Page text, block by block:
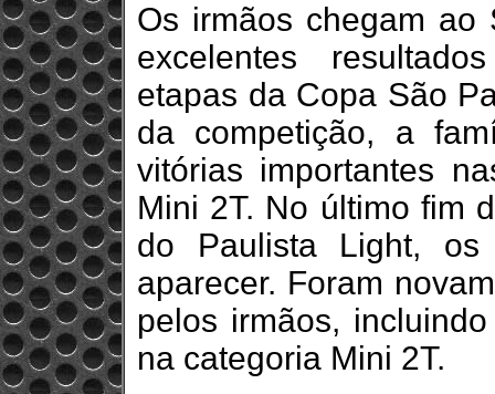
Os irmãos chegam ao
excelentes
etapas da Copa São
da competição, a
vitórias importantes
Mini 2T. No último fim
do Paulista Light, os
aparecer. Foram
pelos irmãos,
na categoria Mini 2T.